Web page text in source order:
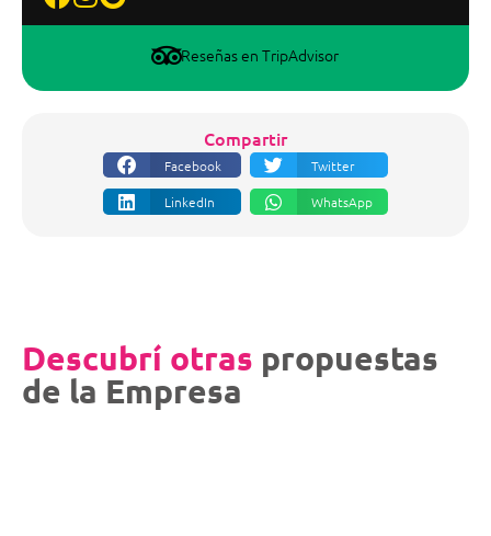
Reseñas en TripAdvisor
Compartir
Facebook Twitter
LinkedIn WhatsApp
Descubrí otras propuestas
de la Empresa